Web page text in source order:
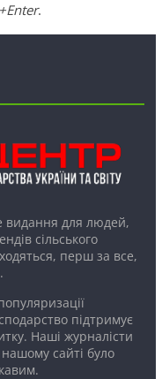
.
видання для людей,
сільського
перш за все,
підтримує
Наші журналісти
сайті було